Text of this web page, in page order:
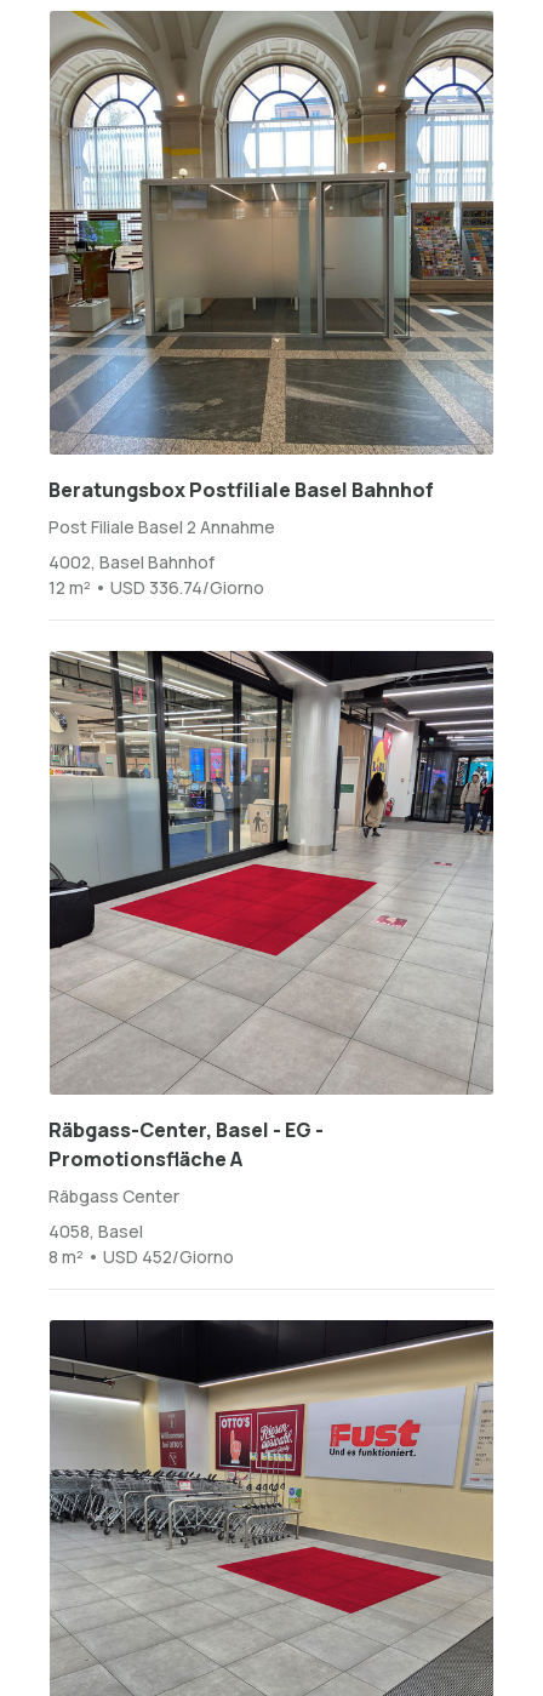
Beratungsbox Postfiliale Basel Bahnhof
Post Filiale Basel 2 Annahme
4002, Basel Bahnhof
12 m² • USD 336.74/Giorno
Räbgass-Center, Basel - EG -
Promotionsfläche A
Räbgass Center
4058, Basel
8 m² • USD 452/Giorno